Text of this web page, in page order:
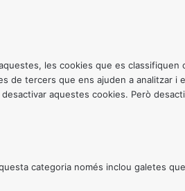
les cookies que es classifiquen
de tercers que ens ajuden a analitzar
aquestes cookies. Però
categoria només inclou galetes